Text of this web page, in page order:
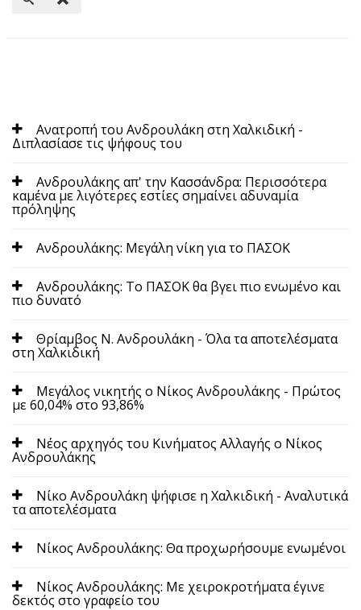
Ανατροπή του Ανδρουλάκη στη Χαλκιδική -
Διπλασίασε τις ψήφους του
Ανδρουλάκης απ' την Κασσάνδρα: Περισσότερα
καμένα με λιγότερες εστίες σημαίνει αδυναμία
πρόληψης
Ανδρουλάκης: Μεγάλη νίκη για το ΠΑΣΟΚ
Ανδρουλάκης: Το ΠΑΣΟΚ θα βγει πιο ενωμένο και
πιο δυνατό
Θρίαμβος Ν. Ανδρουλάκη - Όλα τα αποτελέσματα
στη Χαλκιδική
Μεγάλος νικητής ο Νίκος Ανδρουλάκης - Πρώτος
με 60,04% στο 93,86%
Νέος αρχηγός του Κινήματος Αλλαγής ο Νίκος
Ανδρουλάκης
Νίκο Ανδρουλάκη ψήφισε η Χαλκιδική - Αναλυτικά
τα αποτελέσματα
Νίκος Ανδρουλάκης: Θα προχωρήσουμε ενωμένοι
Νίκος Ανδρουλάκης: Με χειροκροτήματα έγινε
δεκτός στο γραφείο του